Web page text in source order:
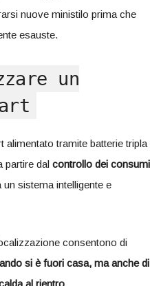
nuove ministilo prima che
esauste.
un
alimentato tramite batterie tripla
partire dal controllo dei consumi
sistema intelligente e
consentono di
si è fuori casa, ma anche di
al rientro.